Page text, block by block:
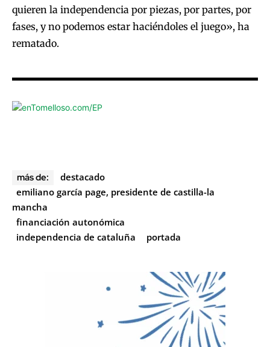
quieren la independencia por piezas, por partes, por
fases, y no podemos estar haciéndoles el juego», ha
rematado.
más de:
destacado
emiliano garcía page, presidente de castilla-la
mancha
financiación autonómica
independencia de cataluña
portada